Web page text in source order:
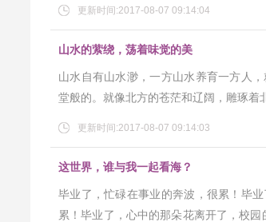
更新时间:2017-08-07 09:14:04
山水的萦绕，荡着味觉的美
山水自有山水渺，一方山水养育一方人
堂般的。就像北方的苍茫和辽阔，雕琢着
更新时间:2017-08-07 09:14:03
这世界，谁与我一起看海？
毕业了，忙碌在事业的奔波，很累！毕
累！毕业了，心中的那朵花离开了，校